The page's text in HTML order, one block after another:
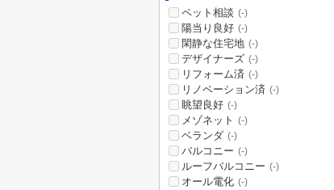
ペット相談 (-)
陽当り良好 (-)
閑静な住宅地 (-)
デザイナーズ (-)
リフォーム済 (-)
リノベーション済 (-)
眺望良好 (-)
メゾネット (-)
ベランダ (-)
バルコニー (-)
ルーフバルコニー (-)
オール電化 (-)